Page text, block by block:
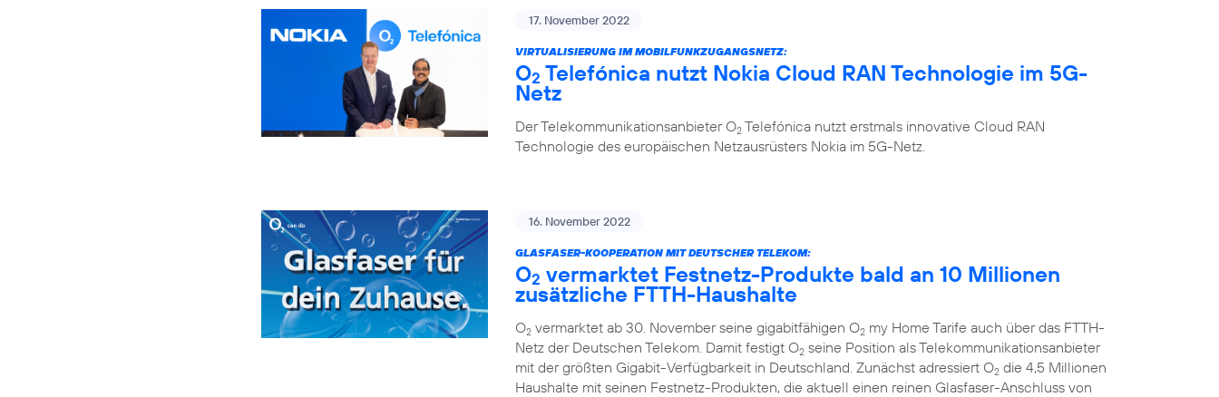
17. November 2022
VIRTUALISIERUNG IM MOBILFUNKZUGANGSNETZ:
O2 Telefónica nutzt Nokia Cloud RAN Technologie im 5G-
Netz
Der Telekommunikationsanbieter O2 Telefónica nutzt erstmals innovative Cloud RAN
Technologie des europäischen Netzausrüsters Nokia im 5G-Netz.
16. November 2022
GLASFASER-KOOPERATION MIT DEUTSCHER TELEKOM:
O2 vermarktet Festnetz-Produkte bald an 10 Millionen
zusätzliche FTTH-Haushalte
O2 vermarktet ab 30. November seine gigabitfähigen O2 my Home Tarife auch über das FTTH-
Netz der Deutschen Telekom. Damit festigt O2 seine Position als Telekommunikationsanbieter
mit der größten Gigabit-Verfügbarkeit in Deutschland. Zunächst adressiert O2 die 4,5 Millionen
Haushalte mit seinen Festnetz-Produkten, die aktuell einen reinen Glasfaser-Anschluss von